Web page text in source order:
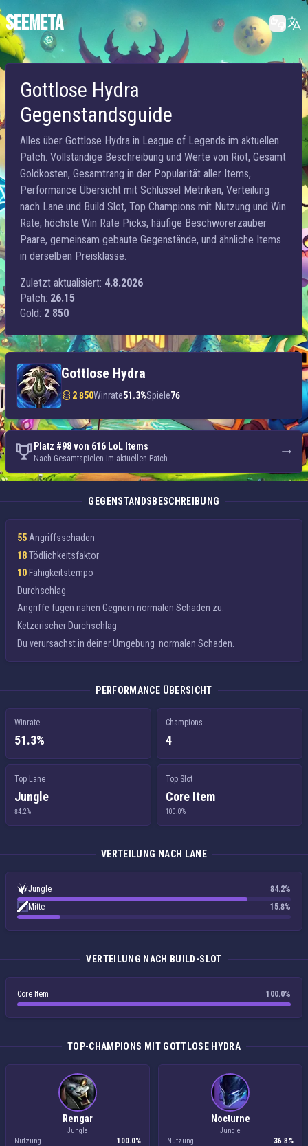
SEEMETA
Gottlose Hydra
Gegenstandsguide
Alles über Gottlose Hydra in League of Legends im aktuellen
Patch. Vollständige Beschreibung und Werte von Riot, Gesamt
Goldkosten, Gesamtrang in der Popularität aller Items,
Performance Übersicht mit Schlüssel Metriken, Verteilung
nach Lane und Build Slot, Top Champions mit Nutzung und Win
Rate, höchste Win Rate Picks, häufige Beschwörerzauber
Paare, gemeinsam gebaute Gegenstände, und ähnliche Items
in derselben Preisklasse.
Zuletzt aktualisiert: 4.8.2026
Patch: 26.15
Gold: 2 850
Gottlose Hydra
2 850Winrate51.3%Spiele76
Platz #98 von 616 LoL Items
Nach Gesamtspielen im aktuellen Patch
GEGENSTANDSBESCHREIBUNG
55 Angriffsschaden
18Tödlichkeitsfaktor
10 Fähigkeitstempo
Durchschlag
Angriffe fügen nahen Gegnern normalen Schaden zu.
Ketzerischer Durchschlag
Du verursachst in deiner Umgebung normalen Schaden
PERFORMANCE ÜBERSICHT
Winrate
51.3%
Champions
4
Top Lane
Jungle
84.2%
Top Slot
Core Item
100.0%
VERTEILUNG NACH LANE
Jungle
84.2%
Mitte
15.8%
VERTEILUNG NACH BUILD-SLOT
Core Item 100.0%
TOP-CHAMPIONS MIT GOTTLOSE HYDRA
Rengar
Jungle
Nutzung
100.0%
Nocturne
Jungle
Nutzung
36.8%